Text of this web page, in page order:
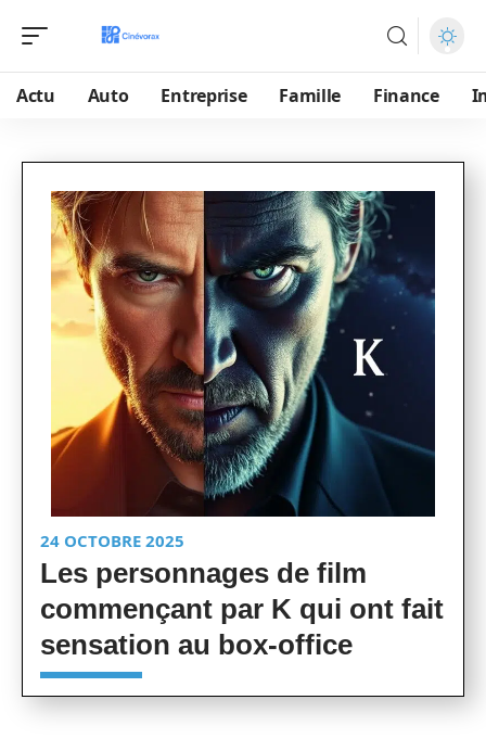
Actu Auto Entreprise Famille Finance
24 OCTOBRE 2025
Les personnages de film
commençant par K qui ont fait
sensation au box-office